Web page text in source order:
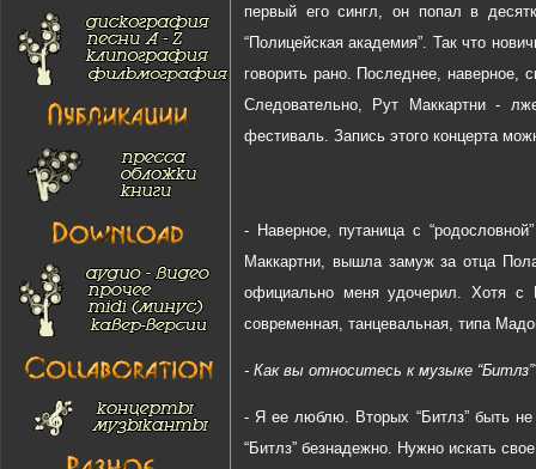
первый его сингл, он попал в
“Полицейская академия”. Так что
говорить рано. Последнее, наверное,
Следовательно, Рут Маккартни -
фестиваль. Запись этого концерта
- Наверное, путаница с
Маккартни, вышла замуж за отца
официально меня удочерил. Хотя
современная, танцевальная, типа
- Как вы относитесь к музыке
- Я ее люблю. Вторых “Битлз” быть не
“Битлз” безнадежно. Нужно искать